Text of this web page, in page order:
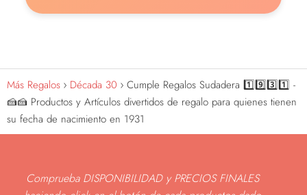
Más Regalos Década 30
Cumple Regalos Sudadera 1️⃣9️⃣3️⃣1️⃣ -
🍰🍰 Productos y Artículos divertidos de regalo para quienes tienen
su fecha de nacimiento en 1931
Comprueba DISPONIBILIDAD y PRECIOS FINALES